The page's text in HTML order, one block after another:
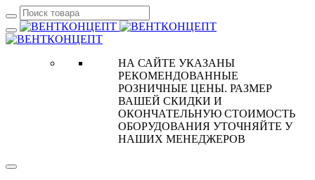
НА САЙТЕ УКАЗАНЫ
РЕКОМЕНДОВАННЫЕ
РОЗНИЧНЫЕ ЦЕНЫ. РАЗМЕР
ВАШЕЙ СКИДКИ И
ОКОНЧАТЕЛЬНУЮ СТОИМОСТЬ
ОБОРУДОВАНИЯ УТОЧНЯЙТЕ У
НАШИХ МЕНЕДЖЕРОВ